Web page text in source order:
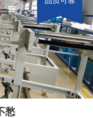
愁